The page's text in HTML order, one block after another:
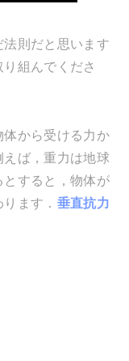
則だと思います
組んでくださ
から受ける力か
ば，重力は地球
とすると，物体が
ます． 垂直抗力